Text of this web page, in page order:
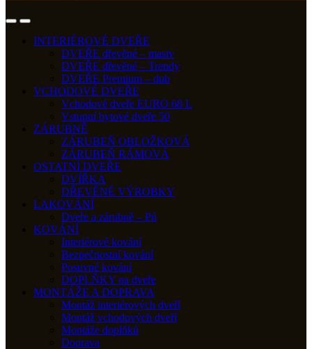
INTERIÉROVÉ DVEŘE
DVEŘE dřevěné – masiv
DVEŘE dřevěné – Trendy
DVEŘE Premium – dub
VCHODOVÉ DVEŘE
Vchodové dveře EURO 68 L
Vstupní bytové dveře 50
ZÁRUBNĚ
ZÁRUBEŇ OBLOŽKOVÁ
ZÁRUBEŇ RÁMOVÁ
OSTATNÍ DVEŘE
DVÍŘKA
DŘEVĚNÉ VÝROBKY
LAKOVÁNÍ
Dveře a zárubně – Pú
KOVÁNÍ
Interiérové kování
Bezpečnostní kování
Posuvné kování
DOPLŇKY na dveře
MONTÁŽE A DOPRAVA
Montáž interiérových dveří
Montáž vchodových dveří
Montáže doplňků
Doprava